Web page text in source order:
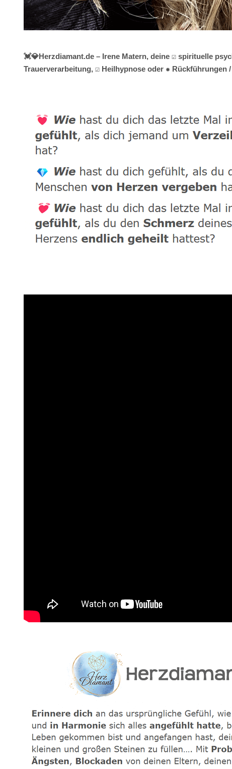
💓️💎Herzdiamant.de – Irene Matern, deine ☑️ spirituelle
Trauerverarbeitung, ☑️ Heilhypnose oder ✹